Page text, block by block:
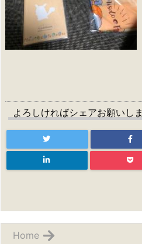
よろしければシェアお願いし
Home